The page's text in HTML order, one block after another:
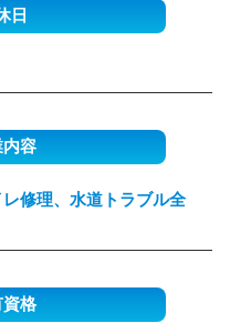
日
容
修理、水道トラブル全
格